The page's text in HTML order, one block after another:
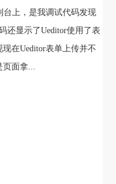
台上，是我调试代码发现
还显示了Ueditor使用了表
在Ueditor表单上传并不
页面拿...